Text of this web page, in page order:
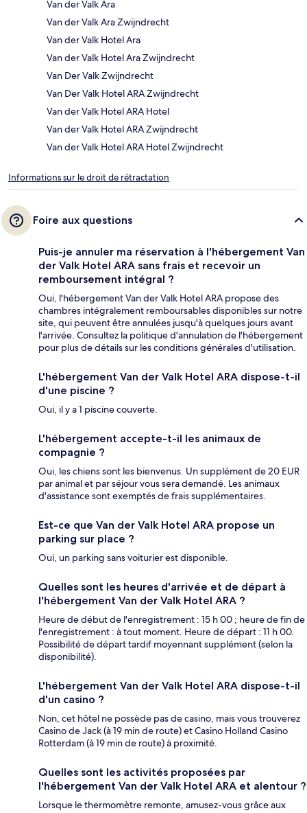
Van der Valk Ara
Van der Valk Ara Zwijndrecht
Van der Valk Hotel Ara
Van der Valk Hotel Ara Zwijndrecht
Van Der Valk Zwijndrecht
Van Der Valk Hotel ARA Zwijndrecht
Van der Valk Hotel ARA Hotel
Van der Valk Hotel ARA Zwijndrecht
Van der Valk Hotel ARA Hotel Zwijndrecht
Informations sur le droit de rétractation
Foire aux questions
Puis-je annuler ma réservation à l'hébergement Van
der Valk Hotel ARA sans frais et recevoir un
remboursement intégral ?
Oui, l'hébergement Van der Valk Hotel ARA propose des
chambres intégralement remboursables disponibles sur notre
site, qui peuvent être annulées jusqu'à quelques jours avant
l'arrivée. Consultez la politique d'annulation de l'hébergement
pour plus de détails sur les conditions générales d'utilisation.
L'hébergement Van der Valk Hotel ARA dispose-t-il
d'une piscine ?
Oui, il y a 1 piscine couverte.
L'hébergement accepte-t-il les animaux de
compagnie ?
Oui, les chiens sont les bienvenus. Un supplément de 20 EUR
par animal et par séjour vous sera demandé. Les animaux
d'assistance sont exemptés de frais supplémentaires.
Est-ce que Van der Valk Hotel ARA propose un
parking sur place ?
Oui, un parking sans voiturier est disponible.
Quelles sont les heures d'arrivée et de départ à
l'hébergement Van der Valk Hotel ARA ?
Heure de début de l'enregistrement : 15 h 00 ; heure de fin de
l'enregistrement : à tout moment. Heure de départ : 11 h 00.
Possibilité de départ tardif moyennant supplément (selon la
disponibilité).
L'hébergement Van der Valk Hotel ARA dispose-t-il
d'un casino ?
Non, cet hôtel ne possède pas de casino, mais vous trouverez
Casino de Jack (à 19 min de route) et Casino Holland Casino
Rotterdam (à 19 min de route) à proximité.
Quelles sont les activités proposées par
l'hébergement Van der Valk Hotel ARA et alentour ?
Lorsque le thermomètre remonte, amusez-vous grâce aux